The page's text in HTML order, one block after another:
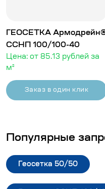
ГЕОСЕТКА
ССНП 100/100-40
Цена: от 85.13 рублей за
м²
Заказ в один клик
Популярные
Геосетка 50/50